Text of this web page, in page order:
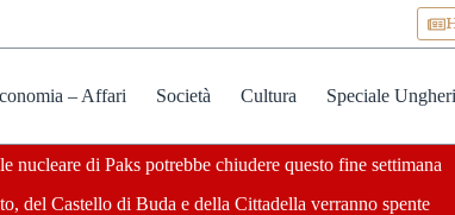
– Affari Società Cultura Speciale
nucleare di Paks potrebbe chiudere questo fine settimana
del Castello di Buda e della Cittadella verranno spente